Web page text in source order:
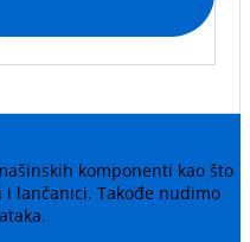
komponenti kao što
i lančanici. Takođe nudimo